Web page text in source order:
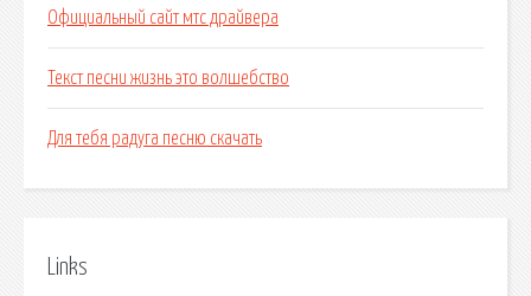
Официальный сайт мтс драйвера
Текст песни жизнь это волшебство
Для тебя радуга песню скачать
Links